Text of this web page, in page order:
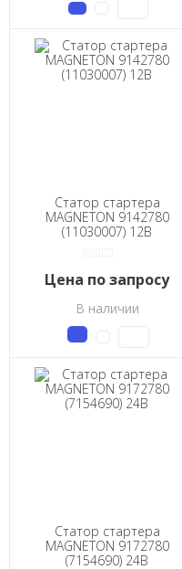
Статор стартера
MAGNETON 9142780
(11030007) 12В
Цена по запросу
В наличии
Статор стартера
MAGNETON 9172780
(7154690) 24В